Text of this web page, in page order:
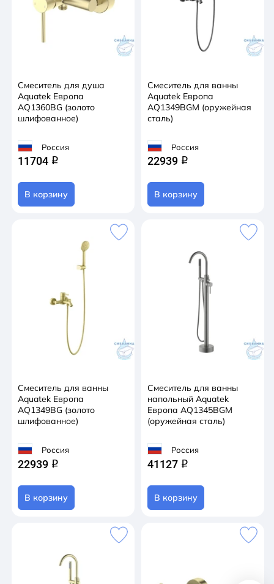
Смеситель для душа
Aquatek Европа
AQ1360BG (золото
шлифованное)
Россия
11704 q
В корзину
Смеситель для ванны
Aquatek Европа
AQ1349BGM (оружейная
сталь)
Россия
22939 q
В корзину
Смеситель для ванны
Aquatek Европа
AQ1349BG (золото
шлифованное)
Россия
22939 q
В корзину
Смеситель для ванны
напольный Aquatek
Европа AQ1345BGM
(оружейная сталь)
Россия
41127 q
В корзину